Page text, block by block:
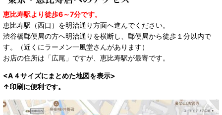
恵比寿駅より徒歩6～7分です。
恵比寿駅（西口）を明治通り方面へ進んでください。
渋谷橋郵便局の方へ明治通りを横断し、郵便局から徒歩１分以内で
す。（近くにラーメン一風堂さんがあります）
お店の住所は「広尾」ですが、恵比寿駅が最寄です。
<A４サイズにまとめた地図を表示>
↑印刷に便利です。